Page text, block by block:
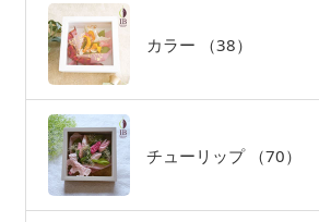
カラー （38）
チューリップ （70）